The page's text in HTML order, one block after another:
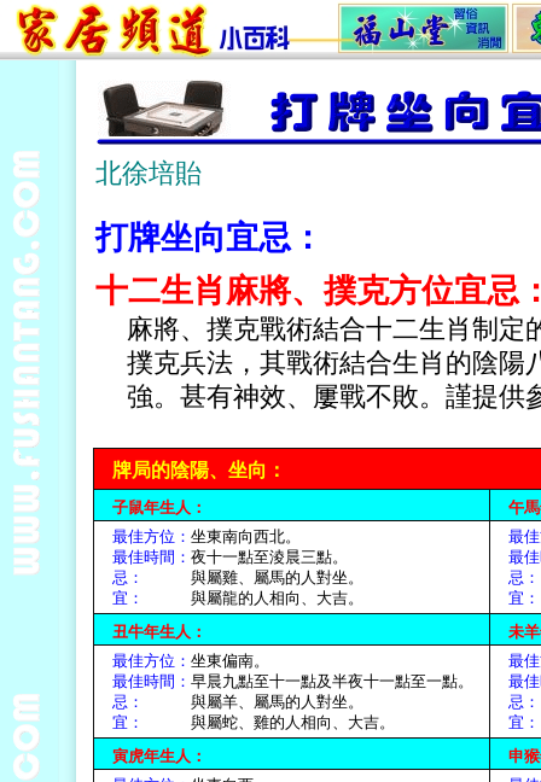
北徐培貽
打牌坐向宜忌：
十二生肖麻將、撲克方位宜忌
麻將、撲克戰術結合十二生肖制定
撲克兵法，其戰術結合生肖的陰陽
強。甚有神效、屢戰不敗。謹提供
牌局的陰陽、坐向：
子鼠年生人：
午
最佳方位： 坐東南向西北。
最佳時間： 夜十一點至淩晨三點。
忌： 與屬雞、屬馬的人對坐。
宜： 與屬龍的人相向、大吉。
最
最
丑牛年生人：
未
最佳方位： 坐東偏南。
最佳時間： 早晨九點至十一點及半夜十一點至一點。
忌： 與屬羊、屬馬的人對坐。
宜：
與屬蛇、雞的人相向、大吉。
最
最
寅虎年生人：
申